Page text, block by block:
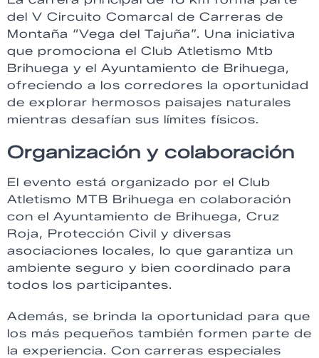
del V Circuito Comarcal de Carreras de
Montaña “Vega del Tajuña”. Una iniciativa
que promociona el Club Atletismo Mtb
Brihuega y el Ayuntamiento de Brihuega,
ofreciendo a los corredores la oportunidad
de explorar hermosos paisajes naturales
mientras desafían sus límites físicos.
Organización y colaboración
El evento está organizado por el Club
Atletismo MTB Brihuega en colaboración
con el Ayuntamiento de Brihuega, Cruz
Roja, Protección Civil y diversas
asociaciones locales, lo que garantiza un
ambiente seguro y bien coordinado para
todos los participantes.
Además, se brinda la oportunidad para que
los más pequeños también formen parte de
la experiencia. Con carreras especiales